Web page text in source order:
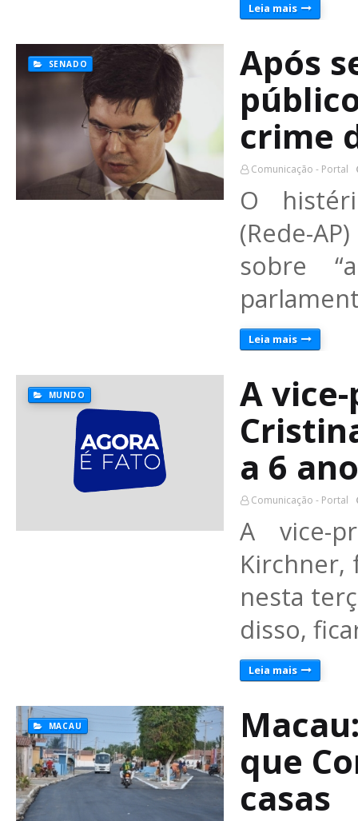
Leia mais
SENADO
Após
crime
Comunicação - Portal
O
(Rede-
sobre
Leia mais
MUNDO
A
a 6
Comunicação - Portal
A vice-
Kirchner,
nesta
disso,
Leia mais
MACAU
que
casas